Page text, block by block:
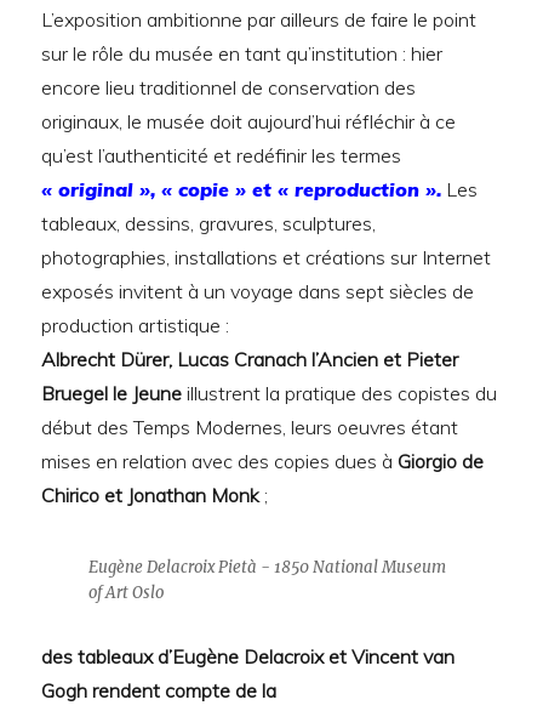
L’exposition ambitionne par ailleurs de faire le point
sur le rôle du musée en tant qu’institution : hier
encore lieu traditionnel de conservation des
originaux, le musée doit aujourd’hui réfléchir à ce
qu’est l’authenticité et redéfinir les termes
« original », « copie » et « reproduction ». Les
tableaux, dessins, gravures, sculptures,
photographies, installations et créations sur Internet
exposés invitent à un voyage dans sept siècles de
production artistique :
Albrecht Dürer, Lucas Cranach l’Ancien et Pieter
Bruegel le Jeune illustrent la pratique des copistes du
début des Temps Modernes, leurs oeuvres étant
mises en relation avec des copies dues à Giorgio de
Chirico et Jonathan Monk;
Eugène Delacroix Pietà - 1850 National Museum
of Art Oslo
des tableaux d’Eugène Delacroix et Vincent van
Gogh rendent compte de la